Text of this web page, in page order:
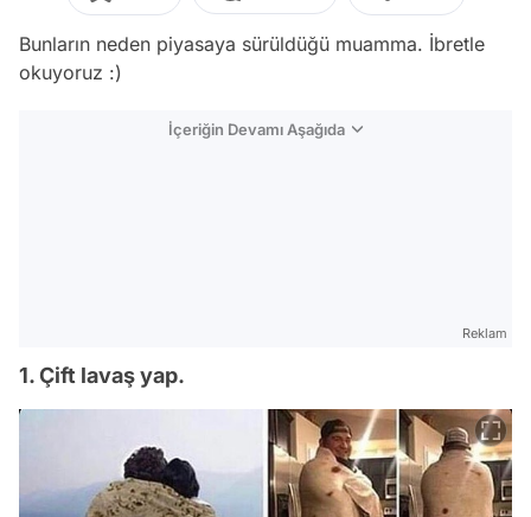
Bunların neden piyasaya sürüldüğü muamma. İbretle
okuyoruz :)
İçeriğin Devamı Aşağıda
Reklam
1. Çift lavaş yap.